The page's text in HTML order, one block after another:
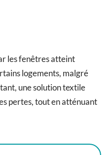
les fenêtres atteint
logements, malgré
une solution textile
pertes, tout en atténuant